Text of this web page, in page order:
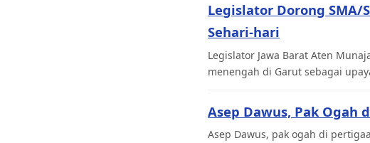
Legislator Dorong SMA/
Sehari-hari
Legislator Jawa Barat Aten
menengah di Garut sebagai
Asep Dawus, Pak Ogah
Asep Dawus, pak ogah di